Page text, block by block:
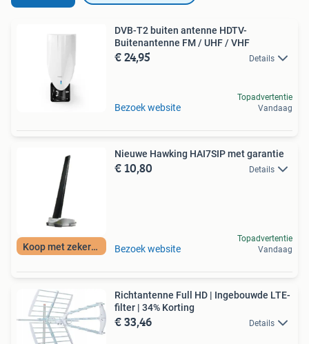
DVB-T2 buiten antenne HDTV-
Buitenantenne FM / UHF / VHF
€ 24,95 Details
Bezoek website
Topadvertentie
Vandaag
Koop met zekerheid
Nieuwe Hawking HAI7SIP met garantie
€ 10,80 Details
Bezoek website
Topadvertentie
Vandaag
Richtantenne Full HD | Ingebouwde LTE-
filter | 34% Korting
€ 33,46 Details